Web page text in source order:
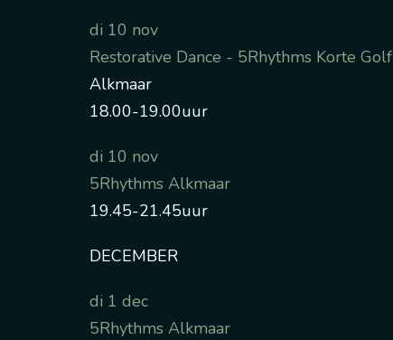
di 10 nov
Restorative Dance - 5Rhythms Korte Golf
Alkmaar
18.00-19.00uur
di 10 nov
5Rhythms Alkmaar
19.45-21.45uur
DECEMBER
di 1 dec
5Rhythms Alkmaar